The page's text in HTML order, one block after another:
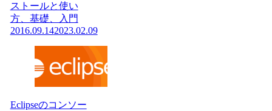
ストールと使い
方、基礎、入門
2016.09.142023.02.09
Eclipseのコンソー